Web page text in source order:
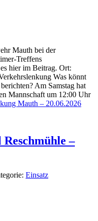
Mauth bei der
Treffens
hier im Beitrag. Ort:
Was könnt
Am Samstag hat
Mannschaft um 12:00 Uhr
Mauth – 20.06.2026
–
Einsatz